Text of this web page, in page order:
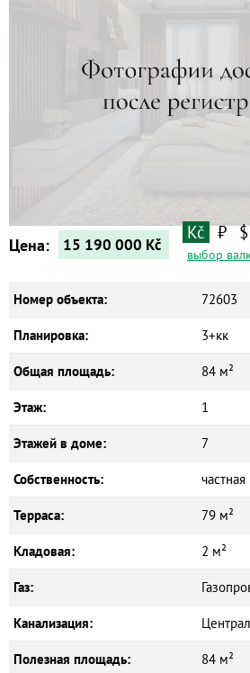
Цена: 15 190 000 Kč
Kč ₽ $
выбор
Номер объекта: 72603
Планировка: 3+кк
Общая площадь: 84 м²
Этаж: 1
Этажей в доме: 7
Собственность: частная
Терраса: 79 м²
Кладовая: 2 м²
Газ:
Канализация:
Полезная площадь: 84 м²